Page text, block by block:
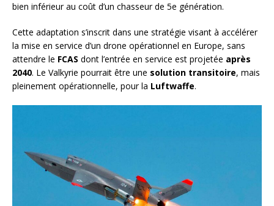
bien inférieur au coût d’un chasseur de 5e génération.
Cette adaptation s’inscrit dans une stratégie visant à accélérer
la mise en service d’un drone opérationnel en Europe, sans
attendre le FCAS dont l’entrée en service est projetée après
2040. Le Valkyrie pourrait être une solution transitoire, mais
pleinement opérationnelle, pour la Luftwaffe.